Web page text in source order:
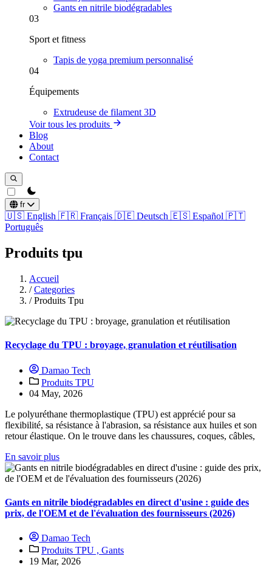
Gants en nitrile biodégradables
03
Sport et fitness
Tapis de yoga premium personnalisé
04
Équipements
Extrudeuse de filament 3D
Voir tous les produits
Blog
About
Contact
theme switcher
fr
🇺🇸 English 🇫🇷 Français 🇩🇪 Deutsch 🇪🇸 Español 🇵🇹
Português
Produits tpu
Accueil
/ Categories
/ Produits Tpu
Recyclage du TPU : broyage, granulation et réutilisation
Damao Tech
Produits TPU
04 May, 2026
Le polyuréthane thermoplastique (TPU) est apprécié pour sa
flexibilité, sa résistance à l'abrasion, sa résistance aux huiles et son
retour élastique. On le trouve dans les chaussures, coques, câbles,
En savoir plus
Gants en nitrile biodégradables en direct d'usine : guide des
prix, de l'OEM et de l'évaluation des fournisseurs (2026)
Damao Tech
Produits TPU , Gants
19 Mar, 2026